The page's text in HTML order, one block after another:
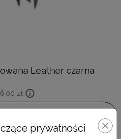
Leather czarna
zł
prywatności